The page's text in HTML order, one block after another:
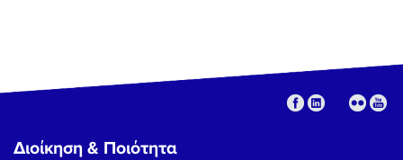
Διοίκηση & Ποιότητα